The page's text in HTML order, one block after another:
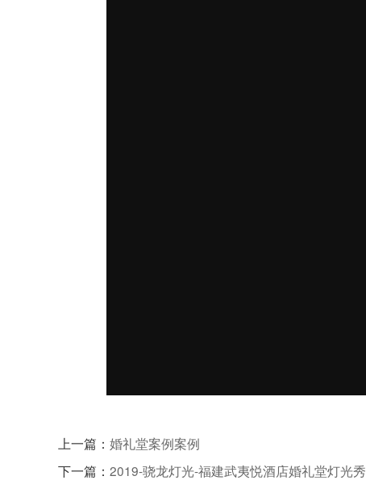
上一篇： 婚礼堂案例案例
下一篇： 2019-骁龙灯光-福建武夷悦酒店婚礼堂灯光秀